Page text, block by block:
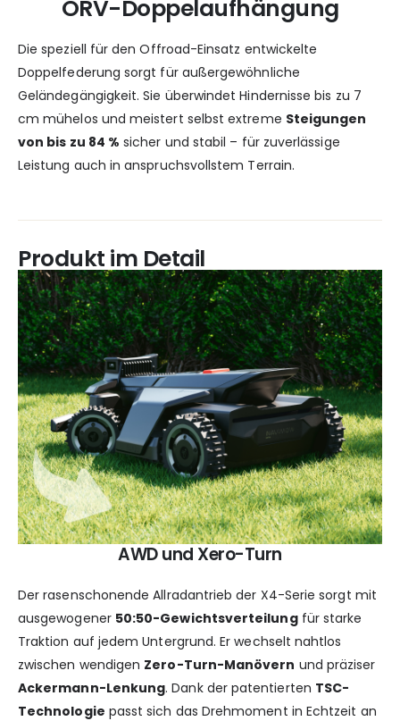
ORV-Doppelaufhängung
Die speziell für den Offroad-Einsatz entwickelte
Doppelfederung sorgt für außergewöhnliche
Geländegängigkeit. Sie überwindet Hindernisse bis zu 7
cm mühelos und meistert selbst extreme Steigungen
von bis zu 84 % sicher und stabil – für zuverlässige
Leistung auch in anspruchsvollstem Terrain.
Produkt im Detail
AWD und Xero-Turn
Der rasenschonende Allradantrieb der X4-Serie sorgt mit
ausgewogener 50:50-Gewichtsverteilungfür starke
Traktion auf jedem Untergrund. Er wechselt nahtlos
zwischen wendigen Zero-Turn-Manövern und präziser
Ackermann-Lenkung. Dank der patentierten TSC-
Technologie passt sich das Drehmoment in Echtzeit an